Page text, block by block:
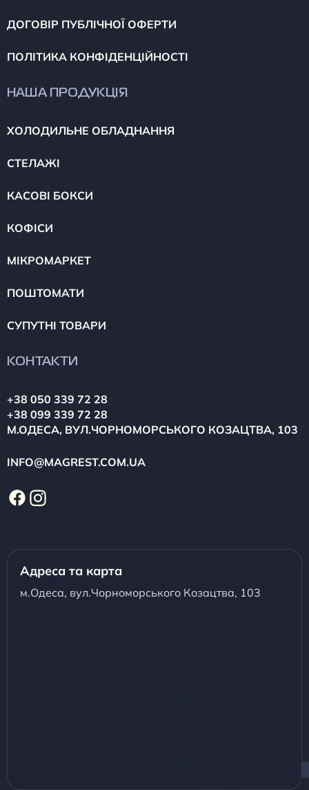
ДОГОВІР ПУБЛІЧНОЇ ОФЕРТИ
ПОЛІТИКА КОНФІДЕНЦІЙНОСТІ
НАША ПРОДУКЦІЯ
ХОЛОДИЛЬНЕ ОБЛАДНАННЯ
СТЕЛАЖІ
КАСОВІ БОКСИ
КОФІСИ
МІКРОМАРКЕТ
ПОШТОМАТИ
СУПУТНІ ТОВАРИ
КОНТАКТИ
+38 050 339 72 28
+38 099 339 72 28
М.ОДЕСА, ВУЛ.ЧОРНОМОРСЬКОГО КОЗАЦТВА, 103
INFO@MAGREST.COM.UA
Адреса та карта
м.Одеса, вул.Чорноморського Козацтва, 103